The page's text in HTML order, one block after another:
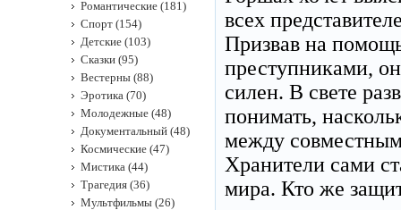
всех
Призвав на
преступниками,
силен. В свете
понимать,
между
Хранители сами
мира. Кто же
Романтические (181)
Спорт (154)
Детские (103)
Сказки (95)
Вестерны (88)
Эротика (70)
Молодежные (48)
Документальный (48)
Космические (47)
Мистика (44)
Трагедия (36)
Мультфильмы (26)